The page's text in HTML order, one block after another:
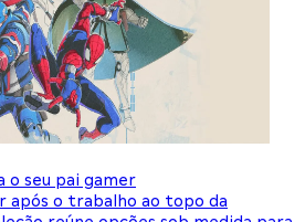
o seu pai gamer
após o trabalho ao topo da